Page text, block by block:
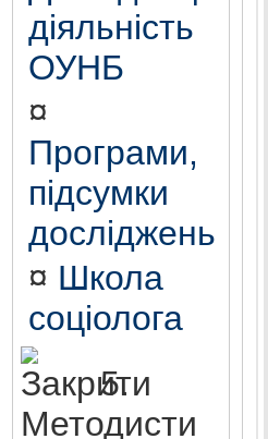
діяльність
ОУНБ
¤
Програми,
підсумки
досліджень
¤ Школа
соціолога
5.
Методисти